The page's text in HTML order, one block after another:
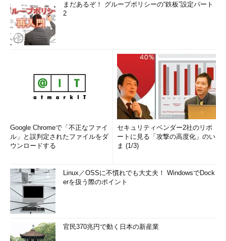
まだあるぞ！ グループポリシーの“鉄板”設定パート
2
Google Chromeで「不正なファイ
ル」と誤判定されたファイルをダ
ウンロードする
セキュリティベンダー2社のリポ
ートに見る「攻撃の高度化」のい
ま (1/3)
Linux／OSSに不慣れでも大丈夫！ WindowsでDock
erを扱う際のポイント
官民370兆円で動く日本の新産業